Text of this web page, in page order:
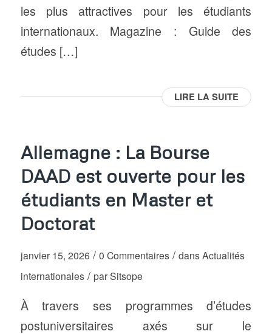
les plus attractives pour les étudiants
internationaux. Magazine : Guide des
études […]
LIRE LA SUITE
Allemagne : La Bourse
DAAD est ouverte pour les
étudiants en Master et
Doctorat
janvier 15, 2026 / 0 Commentaires / dansActualités
internationales / parSitsope
À travers ses programmes d’études
postuniversitaires axés sur le